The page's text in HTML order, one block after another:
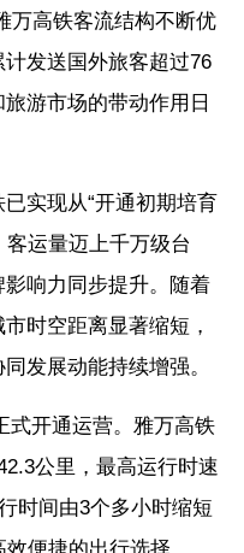
万高铁客流结构不断优
发送国外旅客超过76
游市场的带动作用日
实现从“开通初期培育
客运量迈上千万级台
响力同步提升。随着
时空距离显著缩短，
发展动能持续增强。
式开通运营。雅万高铁
公里，最高运行时速
时间由3个多小时缩短
便捷的出行选择。